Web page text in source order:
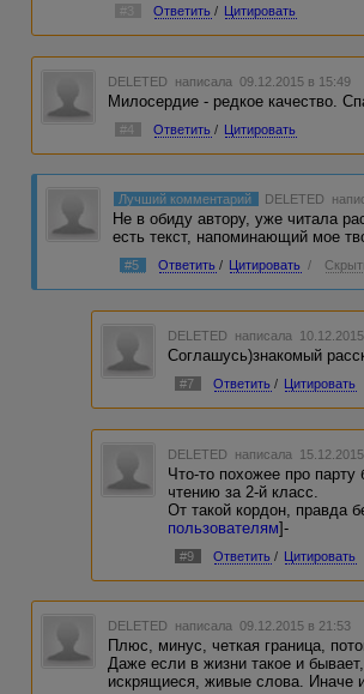
Ответить / Цитировать
DELETED написала 09.12.2015 в 15:49
Милосердие - редкое качество.
#4 Ответить / Цитировать
Лучший комментарий DELETED
Не в обиду автору, уже читала
есть текст, напоминающий мое
#5 Ответить / Цитировать /
DELETED написала
Соглашусь)знакомый
#7 Ответить / Цитировать
DELETED написала
Что-то похожее про парту
чтению за 2-й класс.
От такой кордон, правда
пользователям]-
#9 Ответить / Цитировать
DELETED написала 09.12.2015 в 21:53
Плюс, минус, четкая граница,
Даже если в жизни такое и
искрящиеся, живые слова. Иначе